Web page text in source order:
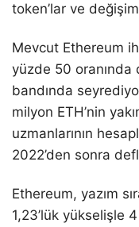
token’lar ve
Mevcut Ethereum
yüzde 50 oranında
bandında
milyon ETH’nin
uzmanlarının
2022’den sonra
Ethereum, yazım
1,23’lük yükselişle